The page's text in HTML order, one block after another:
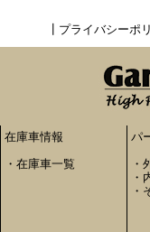
プライバシーポ
在庫車情報
・在庫車一覧
パ
・
・
・